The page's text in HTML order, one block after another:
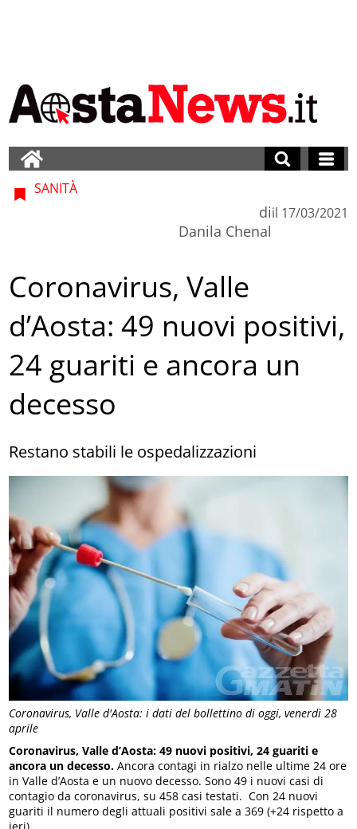
Coronavirus, Valle d'Aosta: i dati del bollettino di oggi, venerdì 28
aprile
SANITÀ
di
Danila Chenal
il 17/03/2021
Coronavirus, Valle
d’Aosta: 49 nuovi positivi,
24 guariti e ancora un
decesso
Restano stabili le ospedalizzazioni
Coronavirus, Valle d’Aosta: 49 nuovi positivi, 24 guariti e
ancora un decesso. Ancora contagi in rialzo nelle ultime 24 ore
in Valle d’Aosta e un nuovo decesso. Sono 49 i nuovi casi di
contagio da coronavirus, su 458 casi testati. Con 24 nuovi
guariti il numero degli attuali positivi sale a 369 (+24 rispetto a